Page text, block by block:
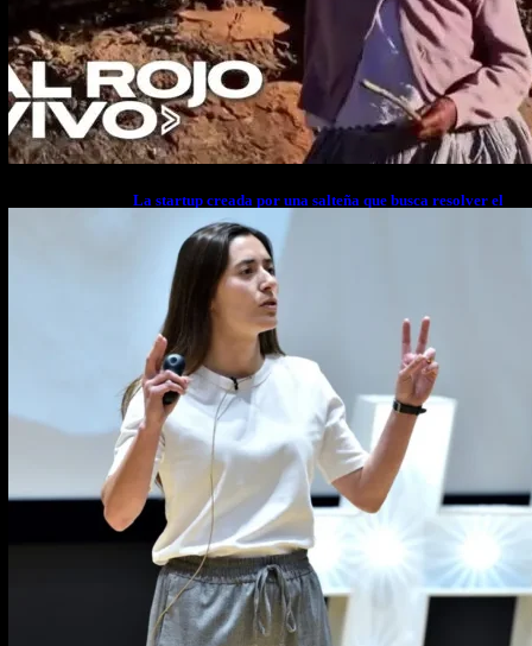
La startup creada por una salteña que busca resolver el
estrés financiero en Latinoamérica